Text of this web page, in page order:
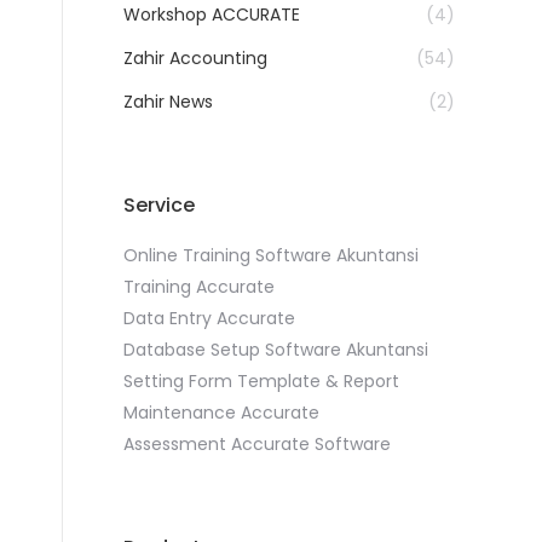
Workshop ACCURATE
(4)
Zahir Accounting
(54)
Zahir News
(2)
Service
Online Training Software Akuntansi
Training Accurate
Data Entry Accurate
Database Setup Software Akuntansi
Setting Form Template & Report
Maintenance Accurate
Assessment Accurate Software